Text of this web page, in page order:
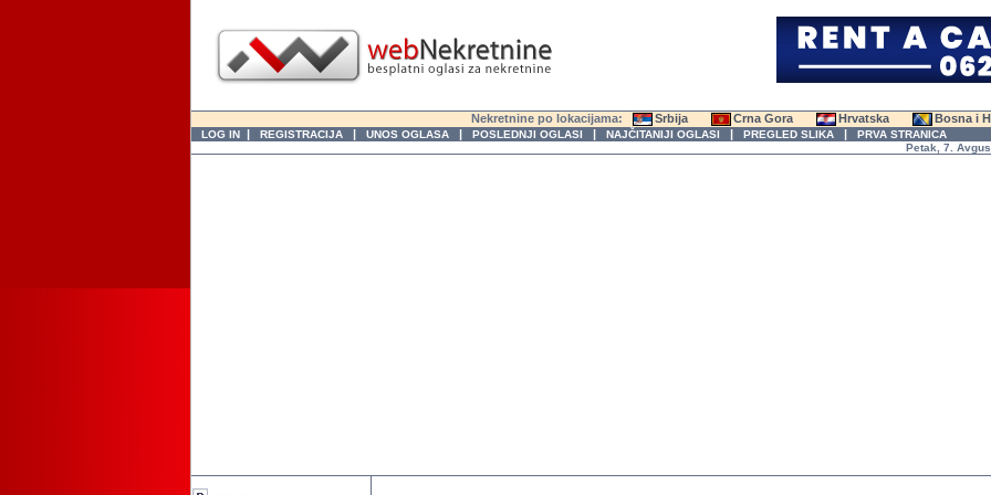
Nekretnine po lokacijama: Srbija Crna Gora Hrvatska Bosna i
LOG IN | REGISTRACIJA | UNOS OGLASA | POSLEDNJI OGLASI | NAJČITANIJI OGLASI | PREGLED SLIKA | PRVA STRANICA
Petak, 7. Avgust